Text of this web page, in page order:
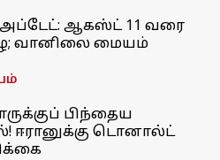
அப்டேட்: ஆகஸ்ட் 11 வரை
வானிலை மையம்
பிந்தைய
ஈரானுக்கு டொனால்ட்